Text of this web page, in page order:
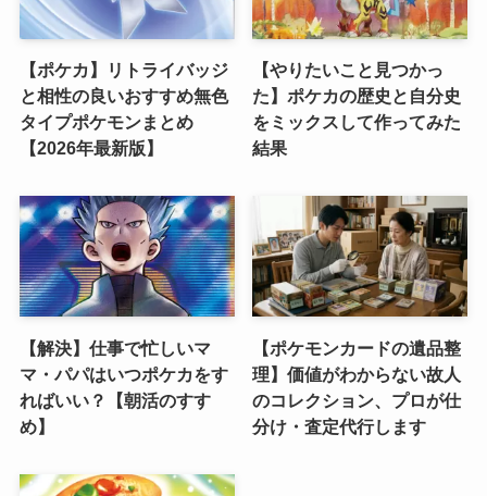
【ポケカ】リトライバッジ
と相性の良いおすすめ無色
タイプポケモンまとめ
【2026年最新版】
【やりたいこと見つかっ
た】ポケカの歴史と自分史
をミックスして作ってみた
結果
【解決】仕事で忙しいマ
マ・パパはいつポケカをす
ればいい？【朝活のすす
め】
【ポケモンカードの遺品整
理】価値がわからない故人
のコレクション、プロが仕
分け・査定代行します